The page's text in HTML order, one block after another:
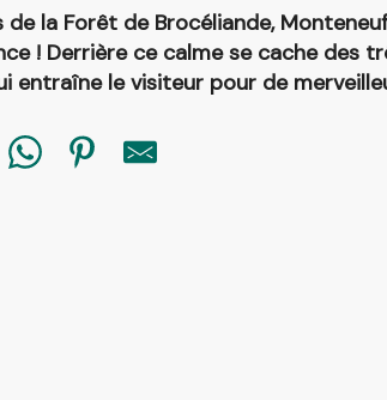
de la Forêt de Brocéliande,
! Derrière ce calme se cache des
entraîne le visiteur pour de